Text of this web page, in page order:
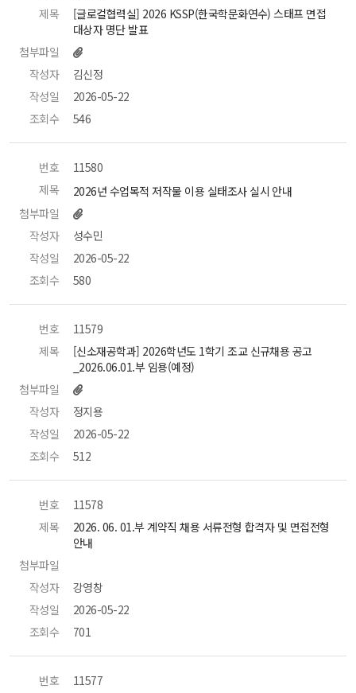
제목
[글로컬협력실] 2026 KSSP(한국학문화연수) 스태프 면접
대상자 명단 발표
첨부파일
작성자
김신정
작성일
2026-05-22
조회수
546
번호
11580
제목
2026년 수업목적 저작물 이용 실태조사 실시 안내
첨부파일
작성자
성수민
작성일
2026-05-22
조회수
580
번호
11579
제목
[신소재공학과] 2026학년도 1학기 조교 신규채용 공고
_2026.06.01.부 임용(예정)
첨부파일
작성자
정지용
작성일
2026-05-22
조회수
512
번호
11578
제목
2026. 06. 01.부 계약직 채용 서류전형 합격자 및 면접전형
안내
첨부파일
작성자
강영창
작성일
2026-05-22
조회수
701
번호
11577